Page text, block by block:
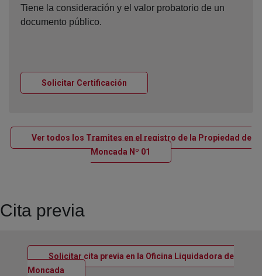
Tiene la consideración y el valor probatorio de un
documento público.
Solicitar Certificación
Ver todos los Tramites en el registro de la Propiedad de
Moncada Nº 01
Ventana nueva
Cita previa
Solicitar cita previa en la Oficina Liquidadora de
Moncada Ventana nueva